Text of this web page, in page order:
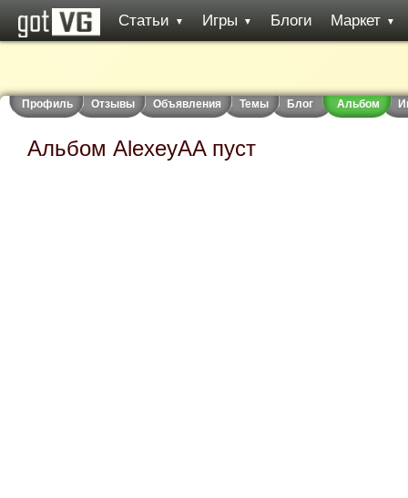
Статьи ▼ Игры ▼ Блоги Маркет ▼
Профиль Отзывы Объявления Темы Блог Альбом
Альбом AlexeyAA пуст